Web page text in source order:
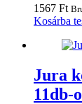
1567 Ft
Kosárba
Jura
11db-